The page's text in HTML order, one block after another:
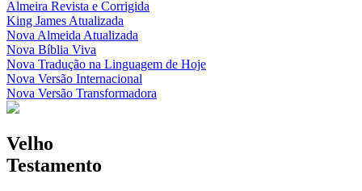
Almeira Revista e Corrigida
King James Atualizada
Nova Almeida Atualizada
Nova Bíblia Viva
Nova Tradução na Linguagem de Hoje
Nova Versão Internacional
Nova Versão Transformadora
Velho
Testamento